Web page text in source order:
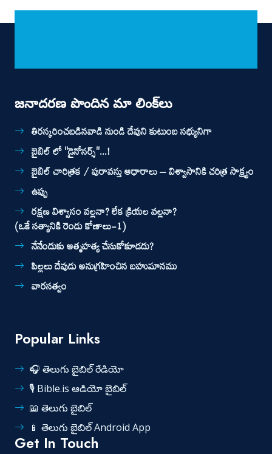
జనాదరణ పొందిన మా లింక్‌లు
తిరస్కరించబడినవాడి నుండి దేవుని కుటుంబ సభ్యునిగా
బైబిల్ లో ''డైనోసర్స్''...!
బైబిల్ చారిత్రక / పురావస్తు ఆధారాలు – విశ్వాసానికి చరిత్ర సాక్ష్యం
ఉప్పు
రక్షణ విశ్వాసం వల్లనా? లేక క్రియల వల్లనా?
(ఒకే సత్యానికి రెండు కోణాలు-1)
నేనేందుకు ఆత్మహత్య చేసుకోకూడదు?
పిల్లలు దేవుడు అనుగ్రహించిన బహుమానము
వారసత్వం
Popular Links
🎧 తెలుగు బైబిల్ రేడియో
🎙️ Bible.is ఆడియో బైబిల్
📖 తెలుగు బైబిల్
📱 తెలుగు బైబిల్ Android App
Get In Touch